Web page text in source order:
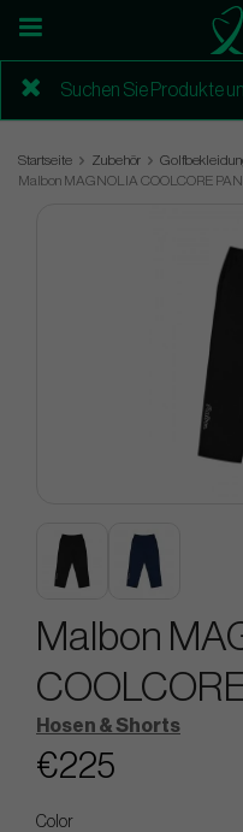
Startseite Zubehör
Malbon MAGNOLIA COOLCORE
Malbon
Hosen & Shorts
€225
Color